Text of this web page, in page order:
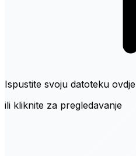
Ispustite svoju datoteku ovdje
ili kliknite za pregledavanje